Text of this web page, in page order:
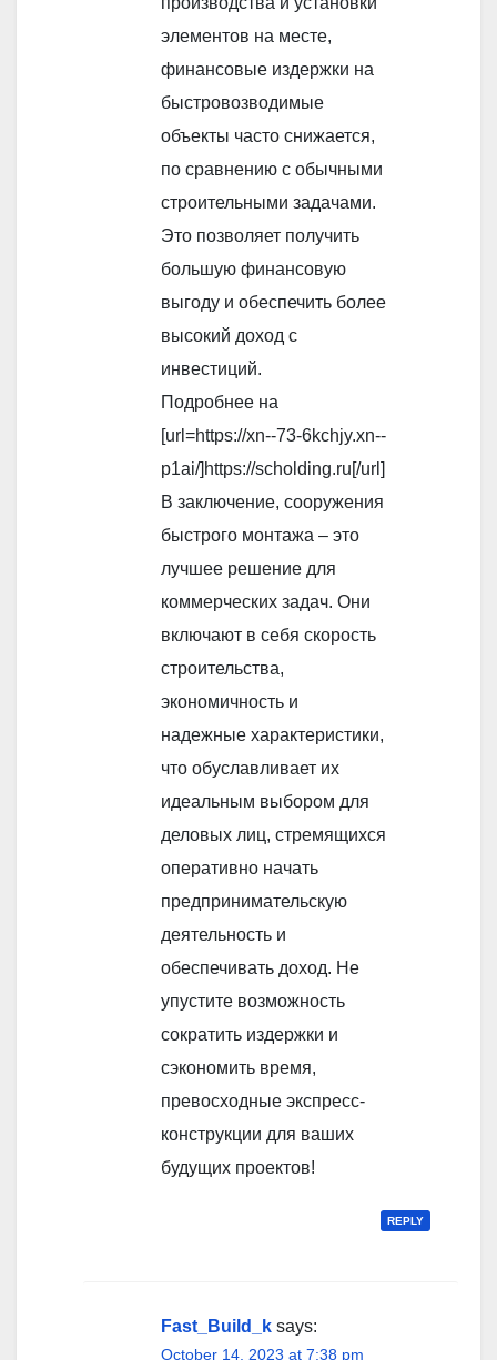
элементов на месте,
финансовые издержки на
быстровозводимые
объекты часто снижается,
по сравнению с обычными
строительными задачами.
Это позволяет получить
большую финансовую
выгоду и обеспечить более
высокий доход с
инвестиций.
Подробнее на
[url=https://xn--73-6kchjy.xn--
p1ai/]https://scholding.ru[/url]
В заключение, сооружения
быстрого монтажа – это
лучшее решение для
коммерческих задач. Они
включают в себя скорость
строительства,
экономичность и
надежные характеристики,
что обуславливает их
идеальным выбором для
деловых лиц, стремящихся
оперативно начать
предпринимательскую
деятельность и
обеспечивать доход. Не
упустите возможность
сократить издержки и
сэкономить время,
превосходные экспресс-
конструкции для ваших
будущих проектов!
REPLY
Fast_Build_k says:
October 14, 2023 at 7:38 pm